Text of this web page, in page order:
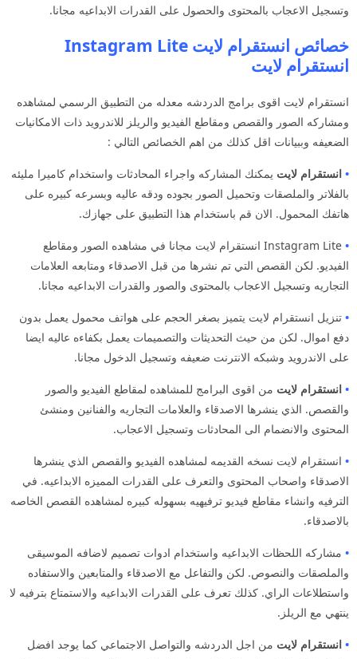
وتسجيل الاعجاب بالمحتوى والحصول على القدرات الابداعيه مجانا.
خصائص انستقرام لايت Instagram Lite
انستقرام لايت
انستقرام لايت اقوى برامج الدردشه معدله من التطبيق الرسمي لمشاهده
ومشاركه الصور والقصص ومقاطع الفيديو والريلز للاندرويد ذات الامكانيات
الضعيفه وببيانات اقل كذلك من اهم الخصائص التالي :
• انستقرام لايت يمكنك المشاركه واجراء المحادثات واستخدام كاميرا مليئه
بالفلاتر والملصقات وتحميل الصور بجوده ودقه عاليه وبسرعه كبيره على
هاتفك المحمول. الان قم باستخدام هذا التطبيق على جهازك.
•
Instagram Lite انستقرام لايت مجانا في مشاهده الصور ومقاطع
الفيديو. لكن القصص التي تم نشرها من قبل الاصدقاء ومتابعه العلامات
التجاريه وتسجيل الاعجاب بالمحتوى والصور والقدرات الابداعيه مجانا.
• تنزيل انستقرام لايت يتميز بصغر الحجم على هواتف محمول يعمل بدون
دفع اموال. لكن من حيث التحديثات والتصميمات يعمل بكفاءه عاليه ايضا
على الاندرويد وشبكه الانترنت ضعيفه وتسجيل الدخول مجانا.
• انستقرام لايت من اقوى البرامج للمشاهده لمقاطع الفيديو والصور
والقصص. الذي ينشرها الاصدقاء والعلامات التجاريه والفنانين ومنشئ
المحتوى والانضمام الى المحادثات وتسجيل الاعجاب.
• انستقرام لايت نسخه القديمه لمشاهده الفيديو والقصص الذي ينشرها
الاصدقاء واصحاب المحتوى والتعرف على القدرات المميزه الابداعيه. في
الترفيه وانشاء مقاطع فيديو ترفيهيه بسهوله كبيره لمشاهده القصص الخاصه
بالاصدقاء.
• مشاركه اللحظات الابداعيه واستخدام ادوات تصميم لاضافه الموسيقى
والملصقات والنصوص. لكن والتفاعل مع الاصدقاء والمتابعين والاستفاده
واستطلاعات الراي. كذلك تعرف على القدرات الابداعيه والاستمتاع بترفيه لا
ينتهي مع الريلز.
• انستقرام لايت من اجل الدردشه والتواصل الاجتماعي كما يوجد افضل